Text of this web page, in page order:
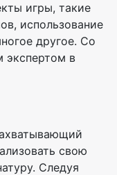
игры, такие
использование
другое. Со
экспертом в
свою
Следуя